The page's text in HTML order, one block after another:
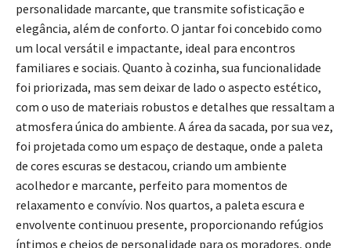
personalidade marcante, que transmite sofisticação e
elegância, além de conforto. O jantar foi concebido como
um local versátil e impactante, ideal para encontros
familiares e sociais. Quanto à cozinha, sua funcionalidade
foi priorizada, mas sem deixar de lado o aspecto estético,
com o uso de materiais robustos e detalhes que ressaltam a
atmosfera única do ambiente. A área da sacada, por sua vez,
foi projetada como um espaço de destaque, onde a paleta
de cores escuras se destacou, criando um ambiente
acolhedor e marcante, perfeito para momentos de
relaxamento e convívio. Nos quartos, a paleta escura e
envolvente continuou presente, proporcionando refúgios
íntimos e cheios de personalidade para os moradores, onde